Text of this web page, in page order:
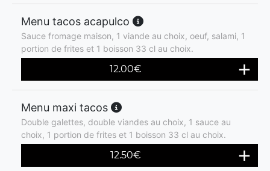
Menu tacos acapulco
Sauce fromage maison, 1 viande au choix, oeuf, salami, 1
portion de frites et 1 boisson 33 cl au choix.
12.00€
Menu maxi tacos
Double galettes, double viandes au choix, 1 sauce au
choix, 1 portion de frites et 1 boisson 33 cl au choix.
12.50€